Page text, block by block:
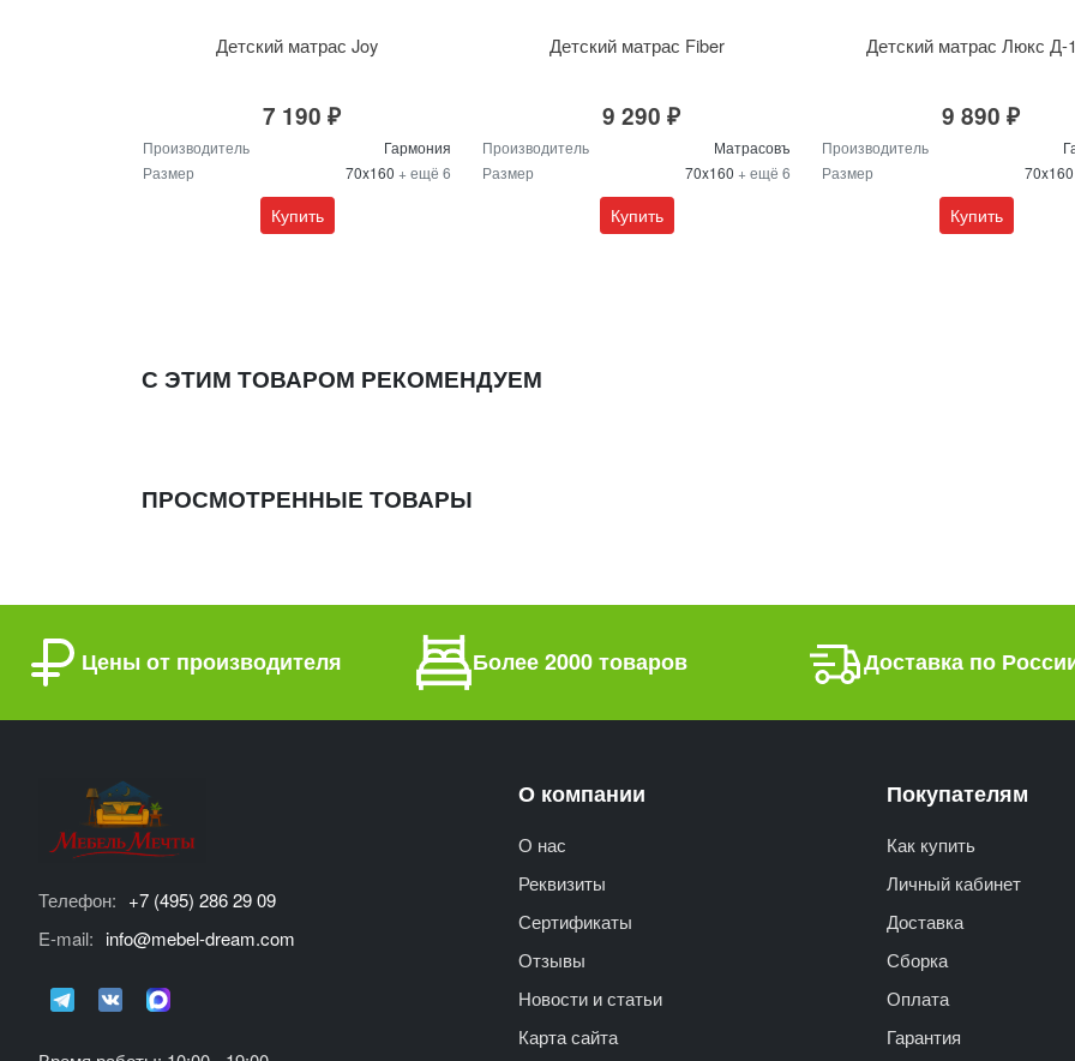
Детский матрас Joy
7 190 ₽
Производитель
Гармония
Размер
70x160 + ещё 6
Купить
Детский матрас Fiber
9 290 ₽
Производитель
Матрасовъ
Размер
70x160 + ещё 6
Купить
Детский матрас Люкс Д-
9 890 ₽
Производитель
Размер
70x160
Купить
С ЭТИМ ТОВАРОМ РЕКОМЕНДУЕМ
ПРОСМОТРЕННЫЕ ТОВАРЫ
Цены от производителя Более 2000 товаров Доставка по
Телефон: +7 (495) 286 29 09
E-mail: info@mebel-dream.com
О компании
О нас
Реквизиты
Сертификаты
Отзывы
Новости и статьи
Карта сайта
Покупателям
Как купить
Личный кабинет
Доставка
Сборка
Оплата
Гарантия